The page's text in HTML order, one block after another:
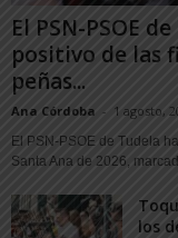
El PSN-PSOE
positivo de las
peñas...
Ana Córdoba - 1 agosto,
El PSN-PSOE de Tudela
Santa Ana de 2026,
los